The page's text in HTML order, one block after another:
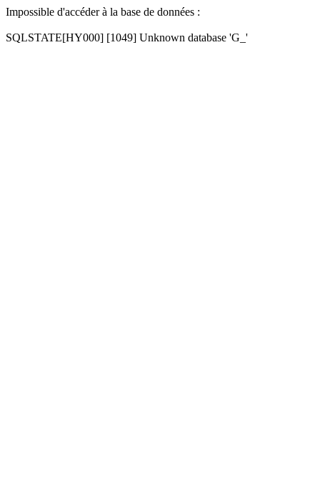
Impossible d'accéder à la base de données :
SQLSTATE[HY000] [1049] Unknown database 'G_'